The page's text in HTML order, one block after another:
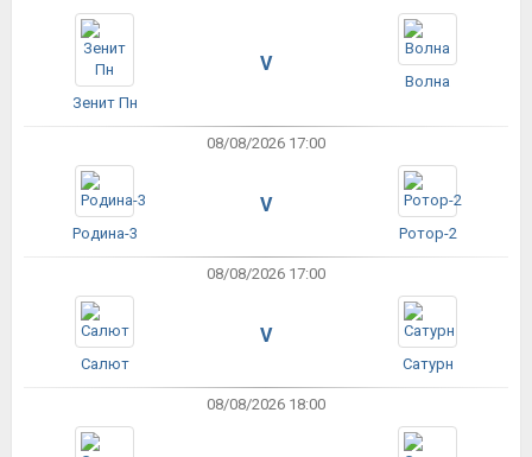
Зенит Пн
V
Волна
08/08/2026 17:00
Родина-3
V
Ротор-2
08/08/2026 17:00
Салют
V
Сатурн
08/08/2026 18:00